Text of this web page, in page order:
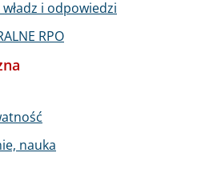
i odpowiedzi
RPO
nauka